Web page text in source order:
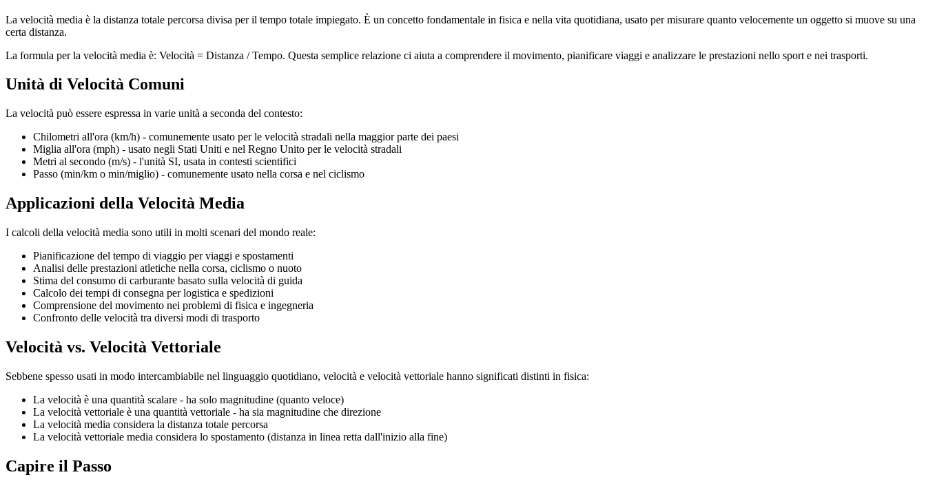
La velocità media è la distanza totale percorsa divisa per il tempo totale impiegato. È un concetto fondamentale in fisica e nella vita quotidiana, usato per misurare quanto velocemente un oggetto si muove su una
certa distanza.
La formula per la velocità media è: Velocità = Distanza / Tempo. Questa semplice relazione ci aiuta a comprendere il movimento, pianificare viaggi e analizzare le prestazioni nello sport e nei trasporti.
Unità di Velocità Comuni
La velocità può essere espressa in varie unità a seconda del contesto:
Chilometri all'ora (km/h) - comunemente usato per le velocità stradali nella maggior parte dei paesi
Miglia all'ora (mph) - usato negli Stati Uniti e nel Regno Unito per le velocità stradali
Metri al secondo (m/s) - l'unità SI, usata in contesti scientifici
Passo (min/km o min/miglio) - comunemente usato nella corsa e nel ciclismo
Applicazioni della Velocità Media
I calcoli della velocità media sono utili in molti scenari del mondo reale:
Pianificazione del tempo di viaggio per viaggi e spostamenti
Analisi delle prestazioni atletiche nella corsa, ciclismo o nuoto
Stima del consumo di carburante basato sulla velocità di guida
Calcolo dei tempi di consegna per logistica e spedizioni
Comprensione del movimento nei problemi di fisica e ingegneria
Confronto delle velocità tra diversi modi di trasporto
Velocità vs. Velocità Vettoriale
Sebbene spesso usati in modo intercambiabile nel linguaggio quotidiano, velocità e velocità vettoriale hanno significati distinti in fisica:
La velocità è una quantità scalare - ha solo magnitudine (quanto veloce)
La velocità vettoriale è una quantità vettoriale - ha sia magnitudine che direzione
La velocità media considera la distanza totale percorsa
La velocità vettoriale media considera lo spostamento (distanza in linea retta dall'inizio alla fine)
Capire il Passo